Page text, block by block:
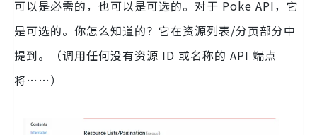
可以是必需的，也可以是可选的。对于 Poke API，它
是可选的。你怎么知道的？它在资源列表/分页部分中
提到。（调用任何没有资源 ID 或名称的 API 端点
将……）